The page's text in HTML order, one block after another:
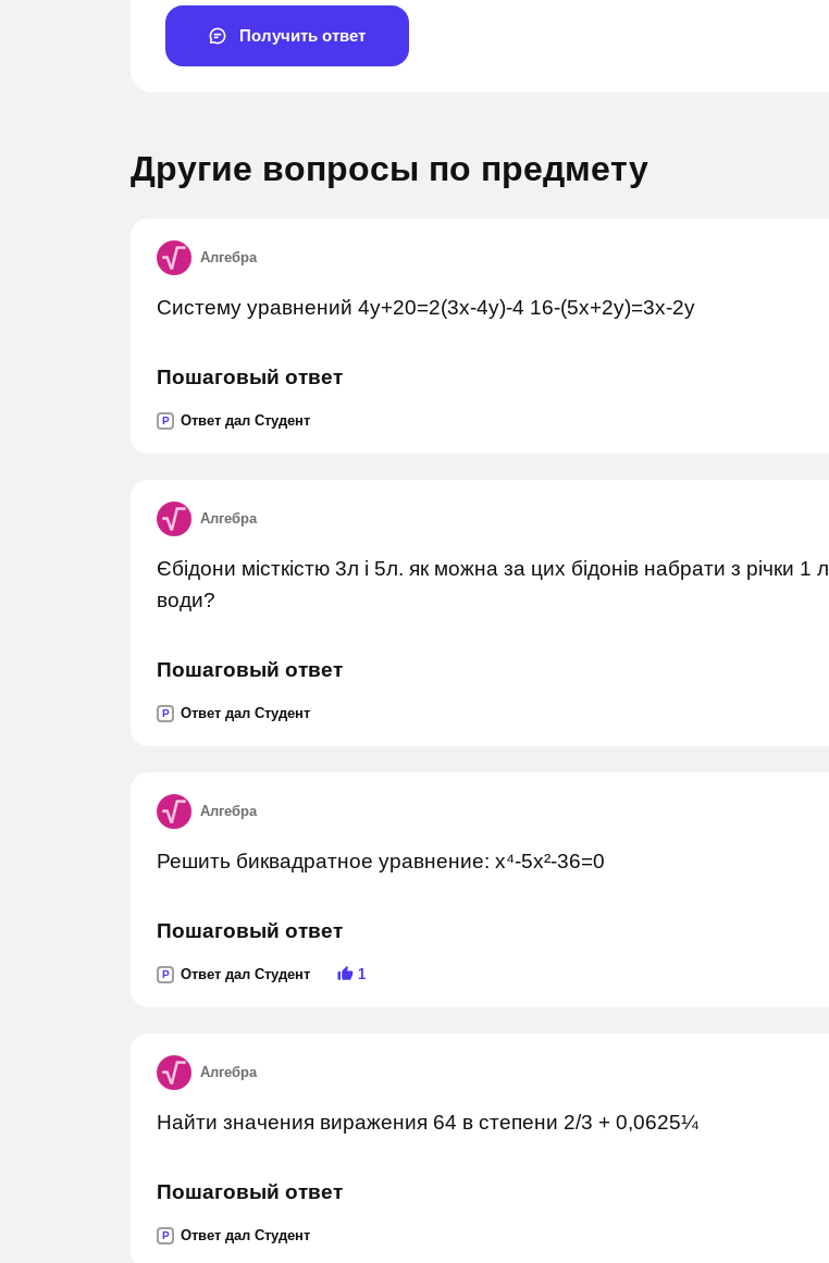
Получить ответ
Другие вопросы по предмету
Алгебра
Систему уравнений 4у+20=2(3х-4у)-4 16-(5х+2у)=3х-2у
Пошаговый ответ
P Ответ дал Студент
Алгебра
Єбідони місткістю 3л і 5л. як можна за цих бідонів набрати з річки 1 л
води?
Пошаговый ответ
P Ответ дал Студент
Алгебра
Решить биквадратное уравнение: x⁴-5x²-36=0
Пошаговый ответ
P Ответ дал Студент 1
Алгебра
Найти значения виражения 64 в степени 2/3 + 0,0625¼
Пошаговый ответ
P Ответ дал Студент
Задай вопрос